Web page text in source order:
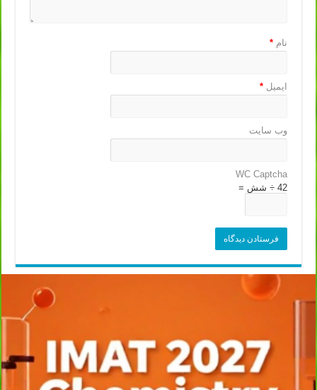
نام*
ایمیل*
وب‌ سایت
WC Captcha
42 ÷ شش =